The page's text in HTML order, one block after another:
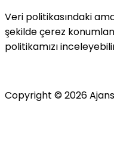
Veri politikasındaki
şekilde çerez
politikamızı
Copyright ©2026